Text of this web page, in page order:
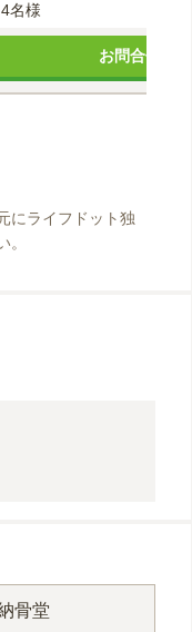
4名様
お問合せする
にライフドット独
骨堂